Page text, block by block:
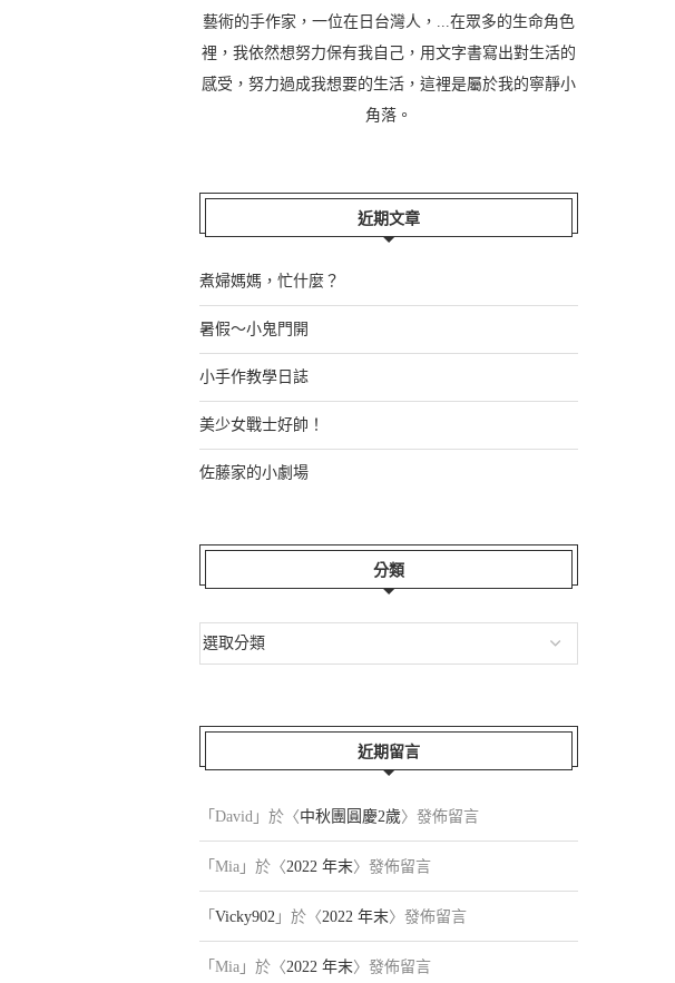
藝術的手作家，一位在日台灣人，...在眾多的生命角色
裡，我依然想努力保有我自己，用文字書寫出對生活的
感受，努力過成我想要的生活，這裡是屬於我的寧靜小
角落。
近期文章
煮婦媽媽，忙什麼？
暑假～小鬼門開
小手作教學日誌
美少女戰士好帥！
佐藤家的小劇場
分類
近期留言
「 David 」於〈中秋團圓慶2歲〉發佈留言
「 Mia 」於〈2022 年末〉發佈留言
「 Vicky902 」於〈2022 年末〉發佈留言
「 Mia 」於〈2022 年末〉發佈留言